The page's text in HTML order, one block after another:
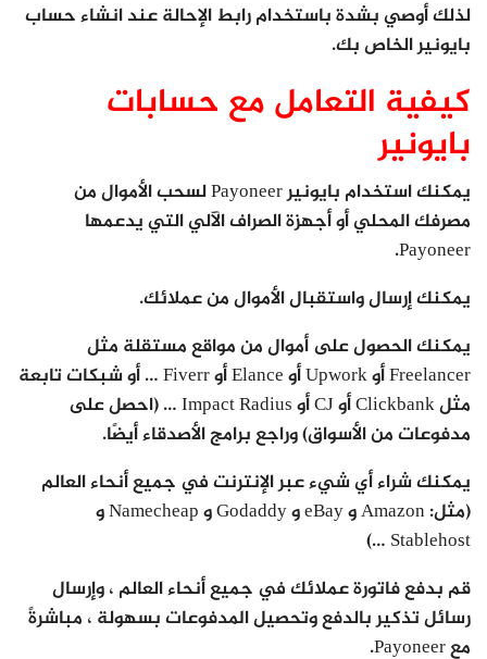
لذلك أوصي بشدة باستخدام رابط الإحالة عند انشاء حساب
بايونير الخاص بك.
كيفية التعامل مع حسابات
بايونير
يمكنك استخدام بايونير Payoneer لسحب الأموال من
مصرفك المحلي أو أجهزة الصراف الآلي التي يدعمها
Payoneer.
يمكنك إرسال واستقبال الأموال من عملائك.
يمكنك الحصول على أموال من مواقع مستقلة مثل
Freelancer أو Upwork أو Elance أو Fiverr … أو شبكات تابعة
مثل Clickbank أو CJ أو Impact Radius … (احصل على
مدفوعات من الأسواق) وراجع برامج الأصدقاء أيضًا.
يمكنك شراء أي شيء عبر الإنترنت في جميع أنحاء العالم
(مثل: Amazon و eBay و Godaddy و Namecheap و
Stablehost …)
قم بدفع فاتورة عملائك في جميع أنحاء العالم ، وإرسال
رسائل تذكير بالدفع وتحصيل المدفوعات بسهولة ، مباشرةً
مع Payoneer.